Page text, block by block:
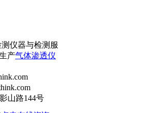
仪器与检测服
产气体渗透仪
山路144号